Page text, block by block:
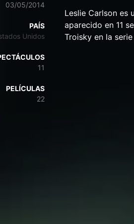
03/05/2014
PAÍS
Unidos
11
PELÍCULAS
22
Leslie Carlson es
aparecido en 11
Troisky en la